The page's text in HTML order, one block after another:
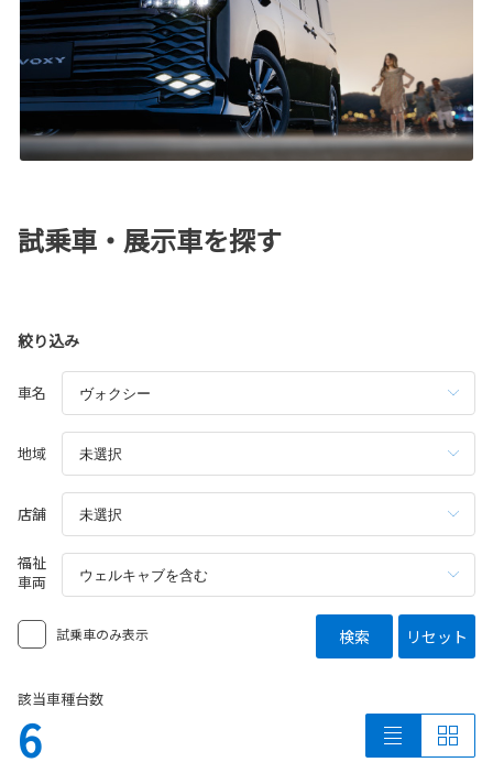
試乗車・展示車を探す
絞り込み
車名
地域
店舗
福祉
車両
試乗車のみ表示 検索 リセット
該当車種台数
6